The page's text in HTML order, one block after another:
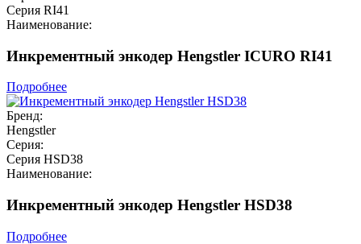
Серия RI41
Наименование:
Инкрементный энкодер Hengstler ICURO RI41
Подробнее
Бренд:
Hengstler
Серия:
Серия HSD38
Наименование:
Инкрементный энкодер Hengstler HSD38
Подробнее